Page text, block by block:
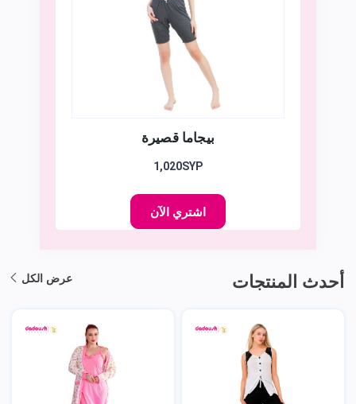
بيجاما قصيرة
1,020SYP
اشتري الآن
أحدث المنتجات عرض الكل